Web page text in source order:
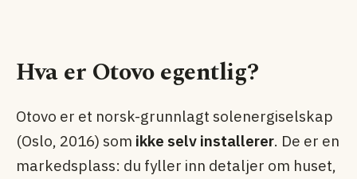
Hva er Otovo egentlig?
Otovo er et norsk-grunnlagt solenergiselskap
(Oslo, 2016) som ikke selv installerer. De er en
markedsplass: du fyller inn detaljer om huset,